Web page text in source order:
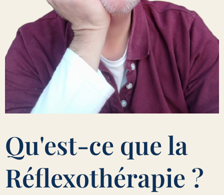
Qu'est-ce que la
Réflexothérapie ?